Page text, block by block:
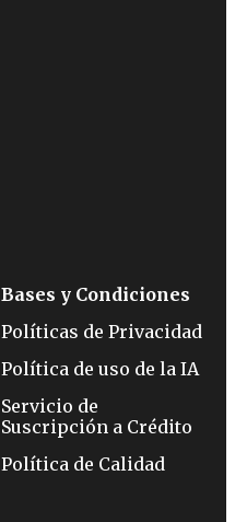
Bases y Condiciones
Políticas de Privacidad
Política de uso de la IA
Servicio de
Suscripción a Crédito
Política de Calidad